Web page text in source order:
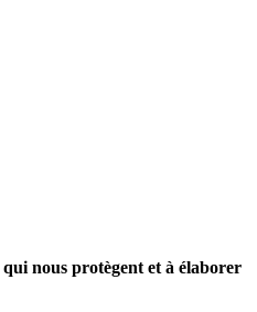
nous protègent et à élaborer